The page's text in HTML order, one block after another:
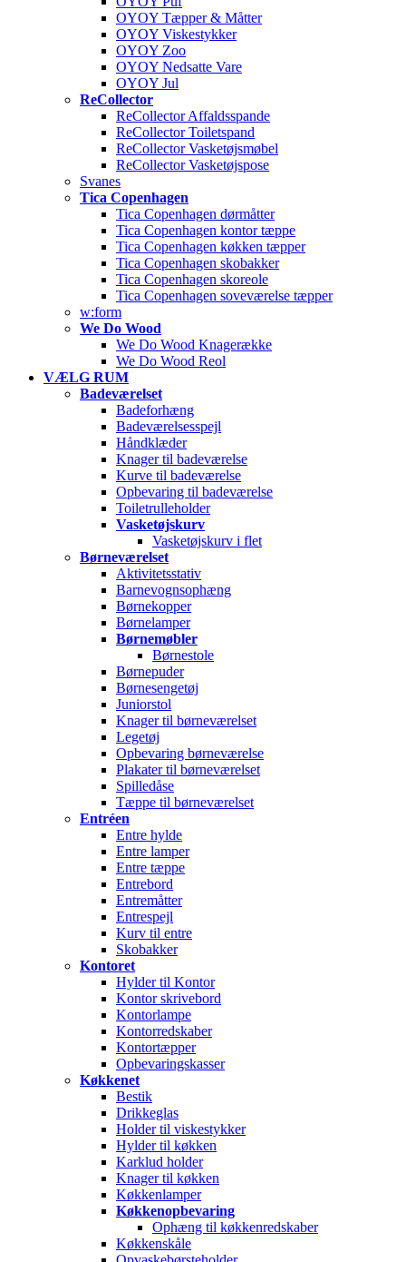
OYOY Tæpper & Måtter
OYOY Viskestykker
OYOY Zoo
OYOY Nedsatte Vare
OYOY Jul
ReCollector
ReCollector Affaldsspande
ReCollector Toiletspand
ReCollector Vasketøjsmøbel
ReCollector Vasketøjspose
Svanes
Tica Copenhagen
Tica Copenhagen dørmåtter
Tica Copenhagen kontor tæppe
Tica Copenhagen køkken tæpper
Tica Copenhagen skobakker
Tica Copenhagen skoreole
Tica Copenhagen soveværelse tæpper
w:form
We Do Wood
We Do Wood Knagerække
We Do Wood Reol
VÆLG RUM
Badeværelset
Badeforhæng
Badeværelsesspejl
Håndklæder
Knager til badeværelse
Kurve til badeværelse
Opbevaring til badeværelse
Toiletrulleholder
Vasketøjskurv
Vasketøjskurv i flet
Børneværelset
Aktivitetsstativ
Barnevognsophæng
Børnekopper
Børnelamper
Børnemøbler
Børnestole
Børnepuder
Børnesengetøj
Juniorstol
Knager til børneværelset
Legetøj
Opbevaring børneværelse
Plakater til børneværelset
Spilledåse
Tæppe til børneværelset
Entréen
Entre hylde
Entre lamper
Entre tæppe
Entrebord
Entremåtter
Entrespejl
Kurv til entre
Skobakker
Kontoret
Hylder til Kontor
Kontor skrivebord
Kontorlampe
Kontorredskaber
Kontortæpper
Opbevaringskasser
Køkkenet
Bestik
Drikkeglas
Holder til viskestykker
Hylder til køkken
Karklud holder
Knager til køkken
Køkkenlamper
Køkkenopbevaring
Ophæng til køkkenredskaber
Køkkenskåle